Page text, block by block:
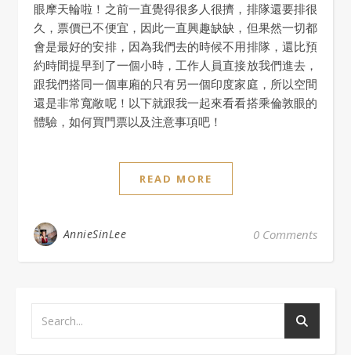
眼摩天輪啦！之前一直覺得很多人很擠，排隊還要排很
久，票價已不便宜，因此一直興趣缺缺，但果然一切都
會是最好的安排，因為我們去的時候不用排隊，還比預
約時間提早到了一個小時，工作人員直接放我們進去，
跟我們搭同一個車廂的只有另一個印度家庭，所以空間
還是非常寬敞呢！以下就跟我一起來看看搭乘倫敦眼的
體驗，如何買門票以及注意事項吧！
READ MORE
AnnieSinLee 0 Comments